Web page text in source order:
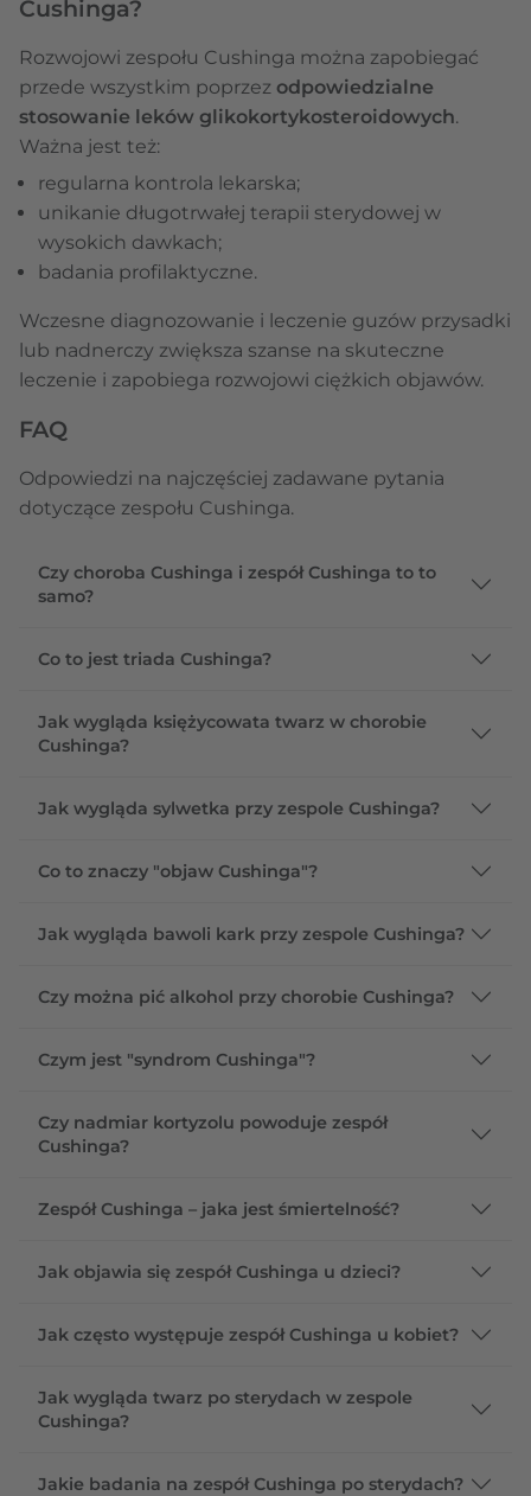
Cushinga?
Rozwojowi zespołu Cushinga można zapobiegać
przede wszystkim poprzez odpowiedzialne
stosowanie leków glikokortykosteroidowych.
Ważna jest też:
regularna kontrola lekarska;
unikanie długotrwałej terapii sterydowej w
wysokich dawkach;
badania profilaktyczne.
Wczesne diagnozowanie i leczenie guzów przysadki
lub nadnerczy zwiększa szanse na skuteczne
leczenie i zapobiega rozwojowi ciężkich objawów.
FAQ
Odpowiedzi na najczęściej zadawane pytania
dotyczące zespołu Cushinga.
Czy choroba Cushinga i zespół Cushinga to to
samo?
Co to jest triada Cushinga?
Jak wygląda księżycowata twarz w chorobie
Cushinga?
Jak wygląda sylwetka przy zespole Cushinga?
Co to znaczy "objaw Cushinga"?
Jak wygląda bawoli kark przy zespole Cushinga?
Czy można pić alkohol przy chorobie Cushinga?
Czym jest "syndrom Cushinga"?
Czy nadmiar kortyzolu powoduje zespół
Cushinga?
Zespół Cushinga – jaka jest śmiertelność?
Jak objawia się zespół Cushinga u dzieci?
Jak często występuje zespół Cushinga u kobiet?
Jak wygląda twarz po sterydach w zespole
Cushinga?
Jakie badania na zespół Cushinga po sterydach?